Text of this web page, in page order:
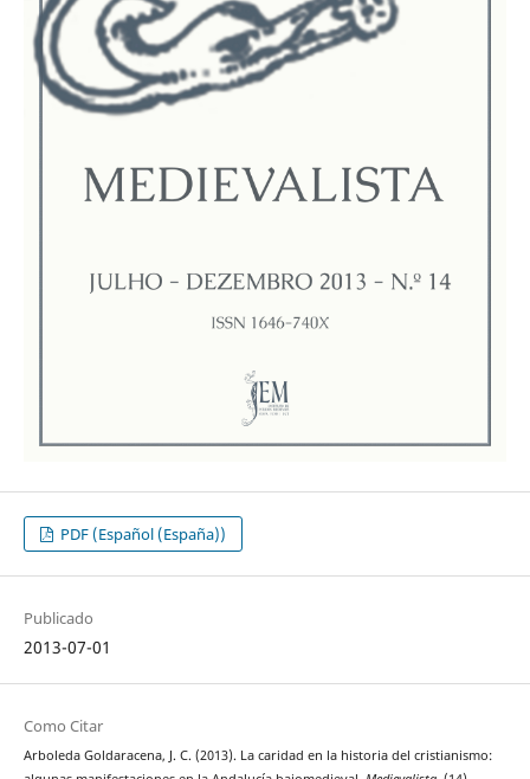
PDF (Español (España))
Publicado
2013-07-01
Como Citar
Arboleda Goldaracena, J. C. (2013). La caridad en la historia del cristianismo: